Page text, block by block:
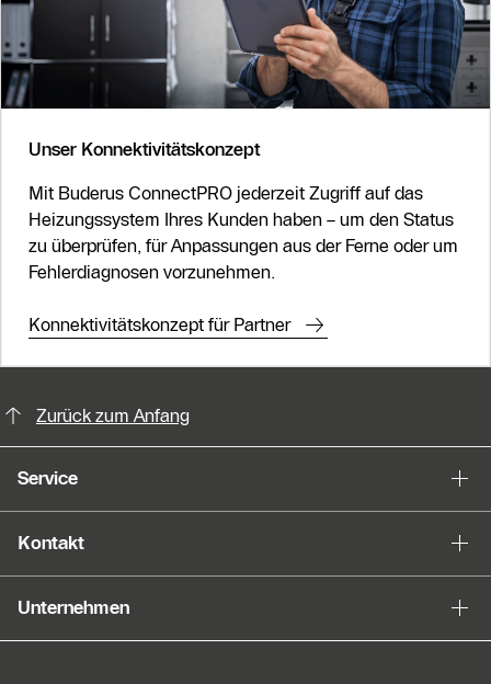
Unser Konnektivitätskonzept
Mit Buderus ConnectPRO jederzeit Zugriff auf das
Heizungssystem Ihres Kunden haben – um den Status
zu überprüfen, für Anpassungen aus der Ferne oder um
Fehlerdiagnosen vorzunehmen.
Konnektivitätskonzept für Partner
Zurück zum Anfang
Service
Kontakt
Unternehmen